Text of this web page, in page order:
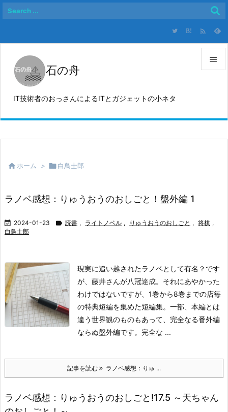
石の舟
IT技術者のおっさんによるITとガジェットの小ネタ

サイド
B! 
 ホーム > 白鳥士郎
ラノベ感想：りゅうおうのおしごと！盤外編 1
 2024-01-23  読書 , ライトノベル , りゅうおうのおしごと , 将棋 ,
白鳥士郎
現実に追い越されたラノベとして有名？です
が、藤井さんが八冠達成。それにあやかった
わけではないですが、1巻から8巻までの店毎
の特典短編を集めた短編集。一部、本編とは
違う世界観のものもあって、完全なる番外編
ならぬ盤外編です。 完全な ...
記事を読む ラノベ感想：りゅ ...
ラノベ感想：りゅうおうのおしごと!17.5 ～天ちゃん